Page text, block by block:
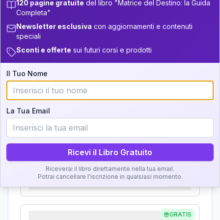
Analisi, Significato e
Interpretazione
Clicca su ogni zona per leggere la definizione e
l'interpretazione!
Importanza:
Karma Genitore-Figlio
Importanza:
GRATIS
120 pagine gratuite del libro "Matrice del Destino: la Guida
Completa"
Newsletter esclusiva con aggiornamenti e contenuti
speciali
Sconti e offerte sui futuri corsi e prodotti
Il Tuo Nome
La Tua Email
Ricevi il Libro Gratuito
Riceverai il libro direttamente nella tua email.
Potrai cancellare l'iscrizione in qualsiasi momento.